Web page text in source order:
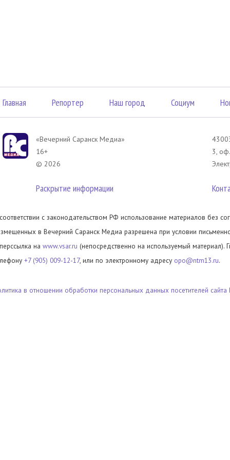
Главная Репортер Наш город Социум
«Вечерний Саранск Mедиа»
16+
© 2026
Раскрытие информации
3,
с законодательством РФ использование материалов без
в Вечерний Саранск Медиа разрешена при условии
на www.vsar.ru (непосредственно на используемый материал).
+7 (905) 009-12-17, или по электронному адресу opo@ntm13.ru.
в отношении обработки персональных данных посетителей